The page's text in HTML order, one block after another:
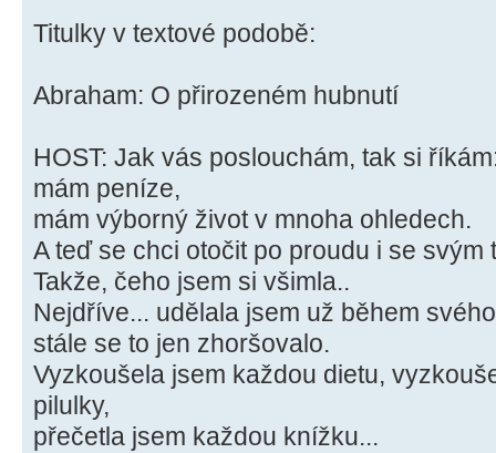
Titulky v textové podobě:
Abraham: O přirozeném hubnutí
HOST: Jak vás poslouchám, tak si
mám peníze,
mám výborný život v mnoha ohledech.
A teď se chci otočit po proudu i se svým
Takže, čeho jsem si všimla..
Nejdříve... udělala jsem už během
stále se to jen zhoršovalo.
Vyzkoušela jsem každou dietu,
pilulky,
přečetla jsem každou knížku...